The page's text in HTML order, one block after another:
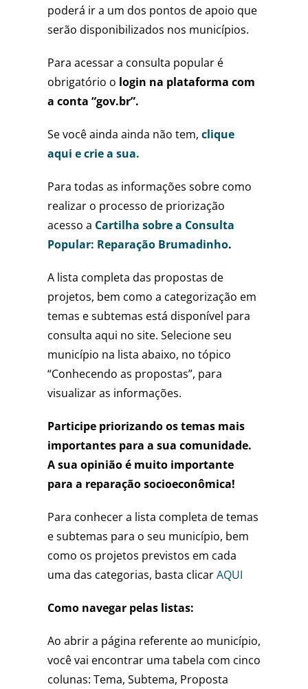
poderá ir a um dos pontos de apoio que
serão disponibilizados nos municípios.
Para acessar a consulta popular é
obrigatório o login na plataforma com
a conta “gov.br”.
Se você ainda ainda não tem, clique
aqui e crie a sua.
Para todas as informações sobre como
realizar o processo de priorização
acesso a Cartilha sobre a Consulta
Popular: Reparação Brumadinho.
A lista completa das propostas de
projetos, bem como a categorização em
temas e subtemas está disponível para
consulta aqui no site. Selecione seu
município na lista abaixo, no tópico
“Conhecendo as propostas”, para
visualizar as informações.
Participe priorizando os temas mais
importantes para a sua comunidade.
A sua opinião é muito importante
para a reparação socioeconômica!
Para conhecer a lista completa de temas
e subtemas para o seu município, bem
como os projetos previstos em cada
uma das categorias, basta clicarAQUI
Como navegar pelas listas:
Ao abrir a página referente ao município,
você vai encontrar uma tabela com cinco
colunas: Tema, Subtema, Proposta